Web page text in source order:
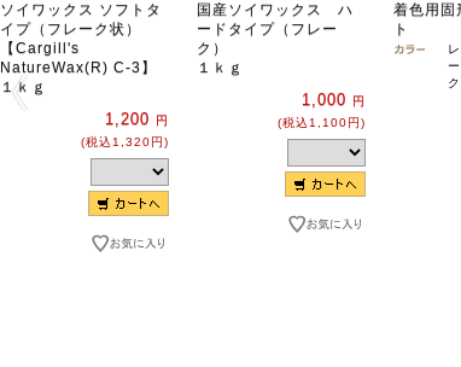
ソイワックス ソフトタ
イプ（フレーク状）
【Cargill's
NatureWax(R) C-3】
１ｋｇ
1,200
円
(税込1,320円)
国産ソイワックス ハ
ードタイプ（フレー
ク）
１ｋｇ
1,000
円
(税込1,100円)
着色用固
ト
ク